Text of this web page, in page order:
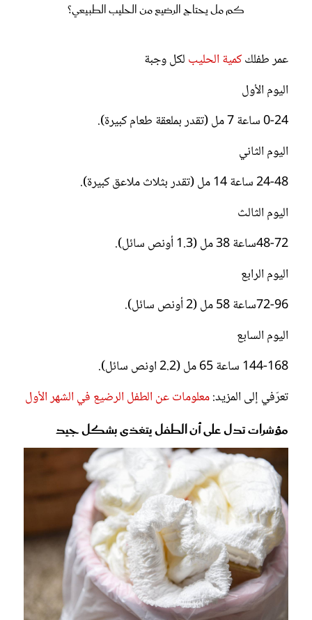
كم مل يحتاج الرضيع من الحليب الطبيعي؟
عمر طفلككمية الحليب لكل وجبة
اليوم الأول
0-24 ساعة 7 مل (تقدر بملعقة طعام كبيرة).
اليوم الثاني
24-48 ساعة 14 مل (تقدر بثلاث ملاعق كبيرة).
اليوم الثالث
48-72ساعة 38 مل (1.3 أونص سائل).
اليوم الرابع
72-96ساعة 58 مل (2 أونص سائل).
اليوم السابع
144-168 ساعة 65 مل (2.2 اونص سائل).
تعرّفي إلى المزيد:معلومات عن الطفل الرضيع في الشهر الأول
مؤشرات تدل على أن الطفل يتغذى بشكل جيد